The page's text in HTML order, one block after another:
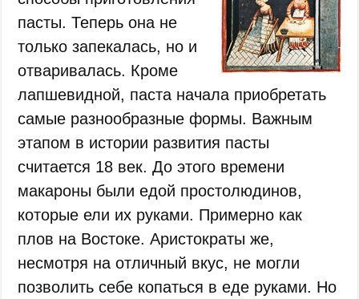
пасты. Теперь она не
только запекалась, но и
отваривалась. Кроме
лапшевидной, паста начала приобретать
самые разнообразные формы. Важным
этапом в истории развития пасты
считается 18 век. До этого времени
макароны были едой простолюдинов,
которые ели их руками. Примерно как
плов на Востоке. Аристократы же,
несмотря на отличный вкус, не могли
позволить себе копаться в еде руками. Но